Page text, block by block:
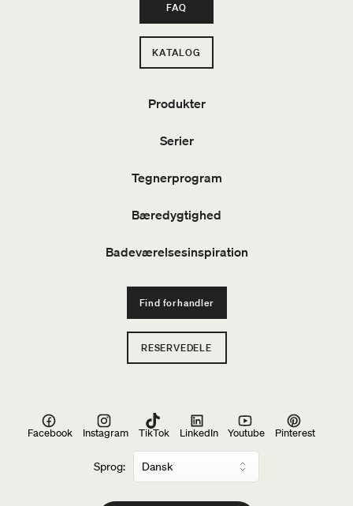
FAQ
KATALOG
Produkter
Serier
Tegnerprogram
Bæredygtighed
Badeværelsesinspiration
Find forhandler
RESERVEDELE
Sprog:
Facebook Instagram TikTok LinkedIn Youtube Pinterest